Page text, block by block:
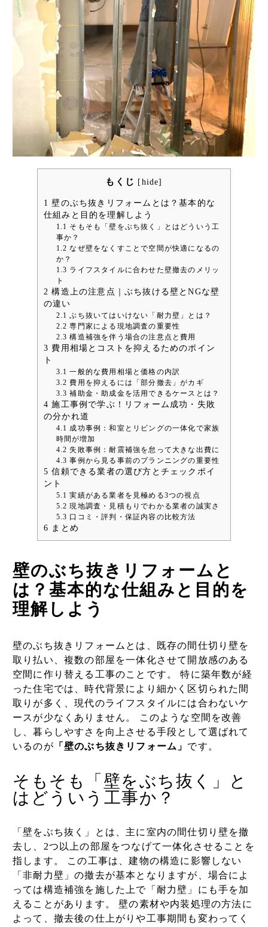
もくじ [ hide]
1 壁のぶち抜きリフォームとは？基本的な
仕組みと目的を理解しよう
1.1 そもそも「壁をぶち抜く」とはどういう工
事か？
1.2 なぜ壁をなくすことで空間が快適になるの
か？
1.3 ライフスタイルに合わせた壁撤去のメリッ
ト
2 構造上の注意点｜ぶち抜ける壁とNGな壁
の違い
2.1 ぶち抜いてはいけない「耐力壁」とは？
2.2 専門家による現地調査の重要性
2.3 構造補強を伴う場合の注意点と費用
3 費用相場とコストを抑えるためのポイン
ト
3.1 一般的な費用相場と価格の内訳
3.2 費用を抑えるには「部分撤去」がカギ
3.3 補助金・助成金を活用できるケースとは？
4 施工事例で学ぶ！リフォーム成功・失敗
の分かれ道
4.1 成功事例：和室とリビングの一体化で家族
時間が増加
4.2 失敗事例：耐震補強を怠って大きな出費に
4.3 事例から見る事前のプランニングの重要性
5 信頼できる業者の選び方とチェックポイ
ント
5.1 実績がある業者を見極める3つの視点
5.2 現地調査・見積もりでわかる業者の誠実さ
5.3 口コミ・評判・保証内容の比較方法
6 まとめ
壁のぶち抜きリフォームと
は？基本的な仕組みと目的を
理解しよう
壁のぶち抜きリフォームとは、既存の間仕切り壁を
取り払い、複数の部屋を一体化させて開放感のある
空間に作り替える工事のことです。 特に築年数が経
った住宅では、時代背景により細かく区切られた間
取りが多く、現代のライフスタイルには合わないケ
ースが少なくありません。 このような空間を改善
し、暮らしやすさを向上させる手段として選ばれて
いるのが 「壁のぶち抜きリフォーム」 です。
そもそも「壁をぶち抜く」と
はどういう工事か？
「壁をぶち抜く」とは、主に室内の間仕切り壁を撤
去し、2つ以上の部屋をつなげて一体化させることを
指します。 この工事は、建物の構造に影響しない
「非耐力壁」の撤去が基本となりますが、場合によ
っては構造補強を施した上で「耐力壁」にも手を加
えることがあります。 壁の素材や内装処理の方法に
よって、撤去後の仕上がりや工事期間も変わってく